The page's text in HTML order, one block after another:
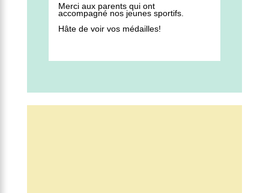
Merci aux parents qui ont
accompagné nos jeunes sportifs.
Hâte de voir vos médailles!